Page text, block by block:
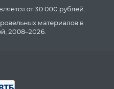
от 30 000 рублей.
материалов в
2008–2026.